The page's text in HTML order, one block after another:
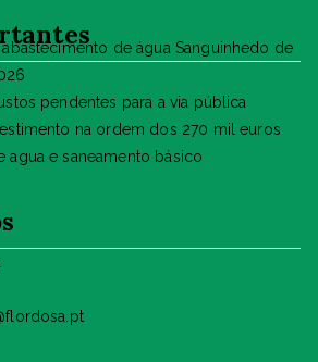
de água Sanguinhedo de
pendentes para a via pública
na ordem dos 270 mil euros
agua e saneamento básico